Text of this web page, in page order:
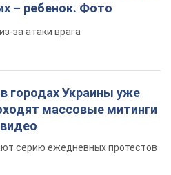
– ребенок. Фото
за атаки врага
городах Украины уже
массовые митинги
серию ежедневных протестов